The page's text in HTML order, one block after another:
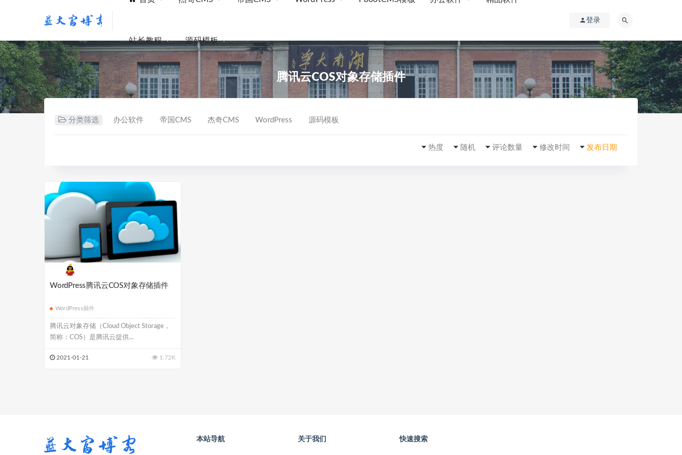
站长教程 源码模板
登录
腾讯云COS对象存储插件
分类筛选 办公软件 帝国CMS 杰奇CMS WordPress 源码模板
发布日期
修改时间
评论数量
随机
热度
WordPress腾讯云COS对象存储插件
WordPress插件
腾讯云对象存储（Cloud Object Storage，
简称：COS）是腾讯云提供...
2021-01-21 1.72K
本站导航 关于我们 快速搜索